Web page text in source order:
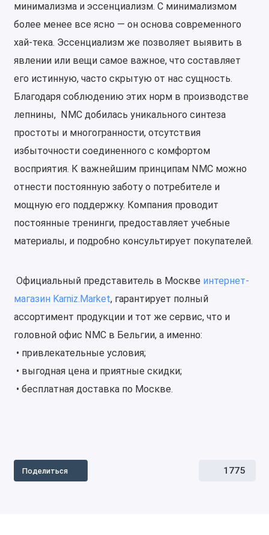
минимализма и эссенциализм. С минимализмом
более менее все ясно — он основа современного
хай-тека. Эссенциализм же позволяет выявить в
явлении или вещи самое важное, что составляет
его истинную, часто скрытую от нас сущность.
Благодаря соблюдению этих норм в производстве
лепнины, NMC добилась уникального синтеза
простоты и многогранности, отсутствия
избыточности соединенного с комфортом
восприятия. К важнейшим принципам NMC можно
отнести постоянную заботу о потребителе и
мощную его поддержку. Компания проводит
постоянные тренинги, предоставляет учебные
материалы, и подробно консультирует покупателей.
Официальный представитель в Москве интернет-
магазин Karniz.Market, гарантирует полный
ассортимент продукции и тот же сервис, что и
головной офис NMC в Бельгии, а именно:
• привлекательные условия;
• выгодная цена и приятные скидки;
• бесплатная доставка по Москве.
Поделиться 1775